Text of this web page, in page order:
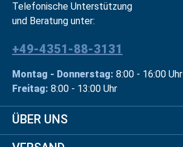
Telefonische Unterstützung
und Beratung unter:
+49-4351-88-3131
Montag - Donnerstag: 8:00 - 16:00 Uhr
Freitag: 8:00 - 13:00 Uhr
ÜBER UNS